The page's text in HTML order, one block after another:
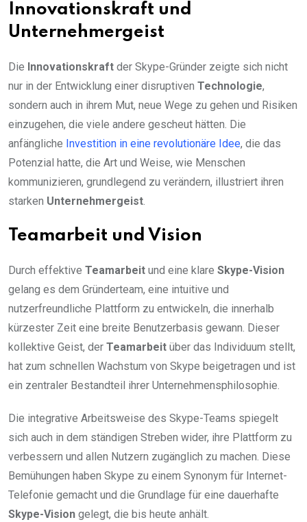
Innovationskraft und
Unternehmergeist
Die Innovationskraft der Skype-Gründer zeigte sich nicht
nur in der Entwicklung einer disruptiven Technologie,
sondern auch in ihrem Mut, neue Wege zu gehen und Risiken
einzugehen, die viele andere gescheut hätten. Die
anfängliche Investition in eine revolutionäre Idee, die das
Potenzial hatte, die Art und Weise, wie Menschen
kommunizieren, grundlegend zu verändern, illustriert ihren
starken Unternehmergeist.
Teamarbeit und Vision
Durch effektive Teamarbeit und eine klare Skype-Vision
gelang es dem Gründerteam, eine intuitive und
nutzerfreundliche Plattform zu entwickeln, die innerhalb
kürzester Zeit eine breite Benutzerbasis gewann. Dieser
kollektive Geist, der Teamarbeit über das Individuum stellt,
hat zum schnellen Wachstum von Skype beigetragen und ist
ein zentraler Bestandteil ihrer Unternehmensphilosophie.
Die integrative Arbeitsweise des Skype-Teams spiegelt
sich auch in dem ständigen Streben wider, ihre Plattform zu
verbessern und allen Nutzern zugänglich zu machen. Diese
Bemühungen haben Skype zu einem Synonym für Internet-
Telefonie gemacht und die Grundlage für eine dauerhafte
Skype-Vision gelegt, die bis heute anhält.